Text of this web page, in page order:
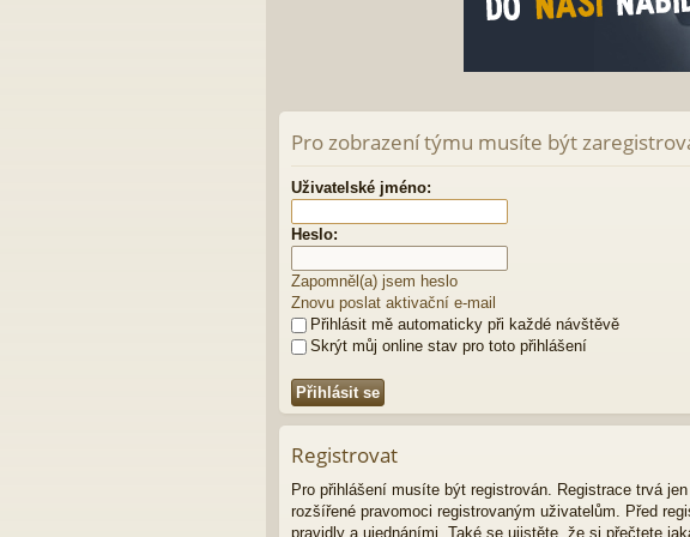
Pro zobrazení týmu musíte být
Uživatelské jméno:
Heslo:
Zapomněl(a) jsem heslo
Znovu poslat aktivační e-mail
Přihlásit mě automaticky při každé návštěvě
Skrýt můj online stav pro toto přihlášení
Registrovat
Pro přihlášení musíte být registrován. Registrace trvá
rozšířené pravomoci registrovaným uživatelům. Před
pravidly a ujednáními. Také se ujistěte, že si přečtete